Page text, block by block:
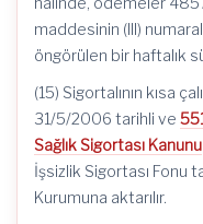
maddesinin (III)
öngörülen bir haftalık
(15) Sigortalının kısa
31/5/2006 tarihli ve
Sağlık Sigortası Kanunu
İşsizlik Sigortası Fonu
Kurumuna aktarılır.